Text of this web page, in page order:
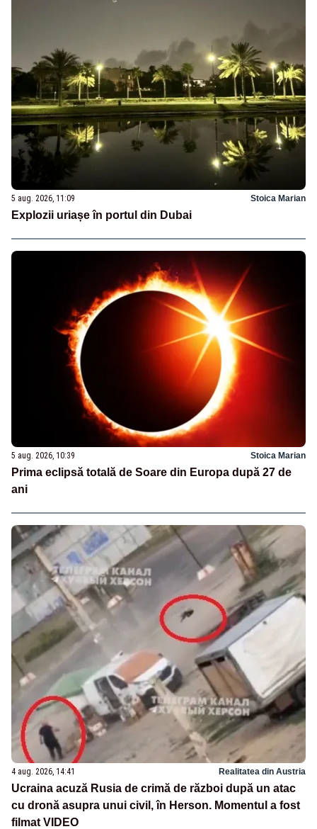
5 aug. 2026, 11:09 Stoica Marian
Explozii uriașe în portul din Dubai
5 aug. 2026, 10:39 Stoica Marian
Prima eclipsă totală de Soare din Europa după 27 de
ani
4 aug. 2026, 14:41 Realitatea din Austria
Ucraina acuză Rusia de crimă de război după un atac
cu dronă asupra unui civil, în Herson. Momentul a fost
filmat VIDEO